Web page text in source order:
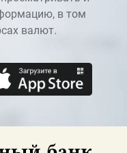
в том
валют.